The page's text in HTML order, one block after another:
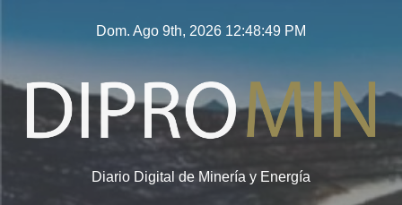
Dom. Ago 9th, 2026 12:48:50 PM
Diario Digital de Minería y Energía